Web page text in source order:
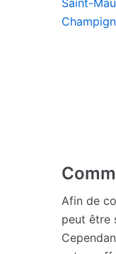
Saint-
Afin de
peut être